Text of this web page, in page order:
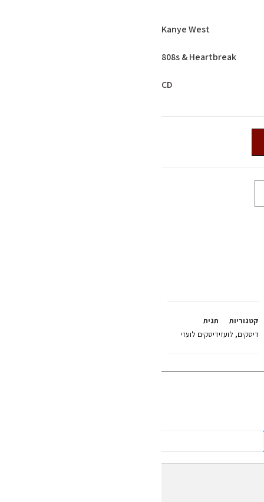
Kanye West
808s & Heartbreak
CD
קטגוריות
דיסקים, לועזי
תגית
דיסקים לועזי